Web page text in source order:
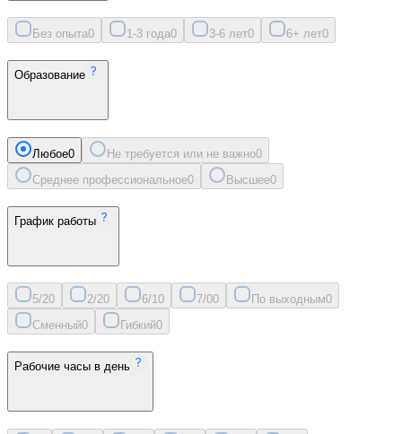
Без опыта0 1-3 года0 3-6 лет0 6+ лет0
Образование
Любое0 Не требуется или не важно0
Среднее профессиональное0 Высшее0
График работы
5/20 2/20 6/10 7/00 По выходным0
Сменный0 Гибкий0
Рабочие часы в день